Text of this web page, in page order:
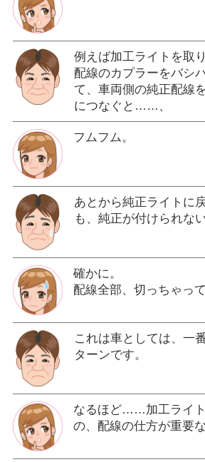
例えば加工ライトを取
配線のカプラーをバシ
て、車両側の純正配線
につなぐと……、
フムフム。
あとから純正ライトに
も、純正が付けられな
確かに。
配線全部、切っちゃっ
これは車としては、一
ターンです。
なるほど……加工ライ
の、配線の仕方が重要な